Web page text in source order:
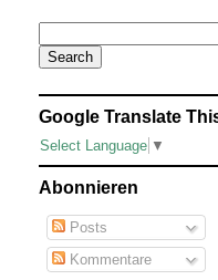
Google Translate
Select Language ▼
Abonnieren
Posts
Kommentare